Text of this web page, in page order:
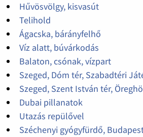
Hűvösvölgy, kisvasút
Telihold
Ágacska, bárányfelhő
Víz alatt, búvárkodás
Balaton, csónak, vízpart
Szeged, Dóm tér, Szabadtéri
Szeged, Szent István tér,
Dubai pillanatok
Utazás repülővel
Széchenyi gyógyfürdő,